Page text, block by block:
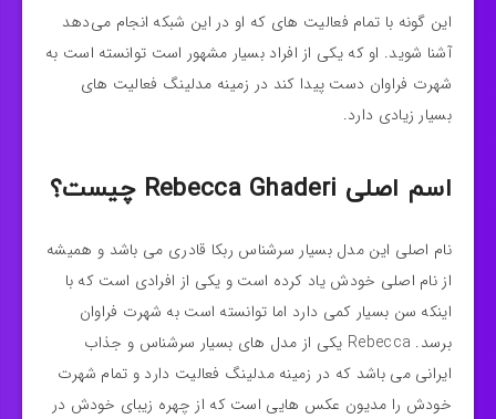
این گونه با تمام فعالیت‌ های که او در این شبکه انجام می‌دهد
آشنا شوید. او که یکی از افراد بسیار مشهور است توانسته است به
شهرت فراوان دست پیدا کند در زمینه مدلینگ فعالیت های
بسیار زیادی دارد.
اسم اصلی Rebecca Ghaderi چیست؟
نام اصلی این مدل بسیار سرشناس ربکا قادری می باشد و همیشه
از نام اصلی خودش یاد کرده است و یکی از افرادی است که با
اینکه سن بسیار کمی دارد اما توانسته است به شهرت فراوان
برسد. Rebecca یکی از مدل های بسیار سرشناس و جذاب
ایرانی می باشد که در زمینه مدلینگ فعالیت دارد و تمام شهرت
خودش را مدیون عکس هایی است که از چهره زیبای خودش در